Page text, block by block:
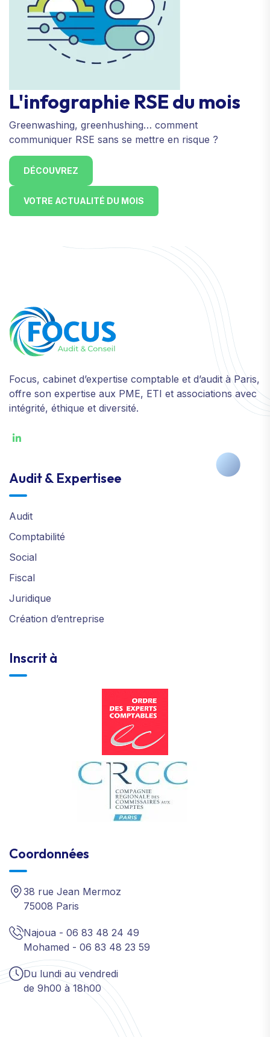
L'infographie RSE du mois
Greenwashing, greenhushing… comment
communiquer RSE sans se mettre en risque ?
DÉCOUVREZ
VOTRE ACTUALITÉ DU MOIS
Focus, cabinet d’expertise comptable et d’audit à Paris,
offre son expertise aux PME, ETI et associations avec
intégrité, éthique et diversité.
Audit & Expertisee
Audit
Comptabilité
Social
Fiscal
Juridique
Création d’entreprise
Inscrit à
Coordonnées
38 rue Jean Mermoz
75008 Paris
Najoua - 06 83 48 24 49
Mohamed - 06 83 48 23 59
Du lundi au vendredi
de 9h00 à 18h00